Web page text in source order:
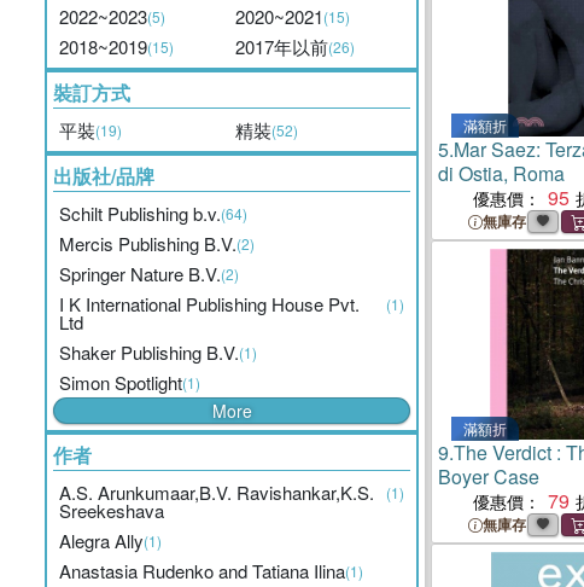
2022~2023(5) 2020~2021(15)
2018~2019(15) 2017年以前(26)
裝訂方式
平裝(19) 精裝(52)
出版社/品牌
Schilt Publishing b.v.(64)
Mercis Publishing B.V.(2)
Springer Nature B.V.(2)
I K International Publishing House Pvt.
Ltd
(1)
Shaker Publishing B.V.(1)
Simon Spotlight(1)
More
作者
A.S. Arunkumaar,B.V. Ravishankar,K.S.
Sreekeshava
(1)
Alegra Ally(1)
Anastasia Rudenko and Tatiana Ilina(1)
滿額折
5.Mar Saez:
di Ostia, Roma
優惠價： 95
無庫存
滿額折
9.The Verdict :
Boyer Case
優惠價： 79
無庫存